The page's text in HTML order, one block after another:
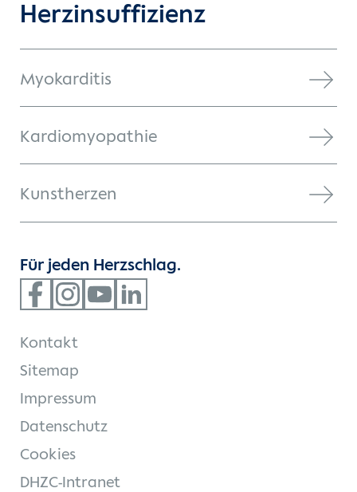
Herzinsuffizienz
Myokarditis
Kardiomyopathie
Kunstherzen
Für jeden Herzschlag.
Kontakt
Sitemap
Impressum
Datenschutz
Cookies
DHZC-Intranet